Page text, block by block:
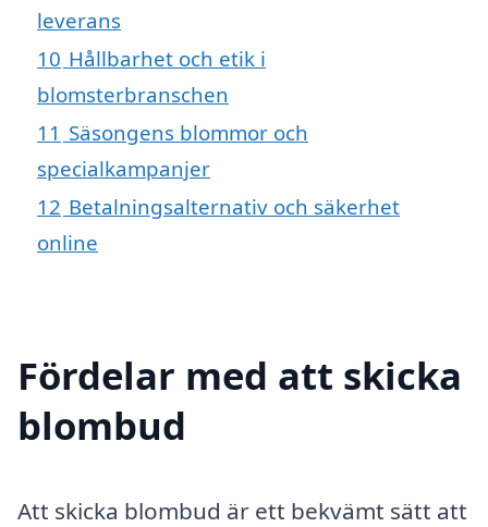
leverans
10 Hållbarhet och etik i
blomsterbranschen
11 Säsongens blommor och
specialkampanjer
12 Betalningsalternativ och säkerhet
online
Fördelar med att skicka
blombud
Att skicka blombud är ett bekvämt sätt att